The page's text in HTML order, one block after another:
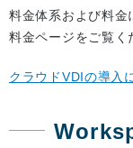
料金体系および料金
料金ページをご覧く
クラウドVDIの導入